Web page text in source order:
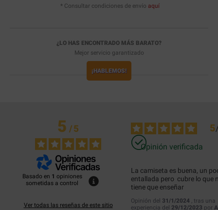
* Consultar condiciones de envío aquí
¿LO HAS ENCONTRADO MÁS BARATO?
Mejor servicio garantizado
¡HABLEMOS!
5/5
Basado en 1 opiniones
sometidas a control
Ver todas las reseñas de este sitio
5
Opinión verificada
La camiseta es buena, un
entallada pero  cubre lo que
tiene que enseñar
Opinión del 31/1/2024 , tras una
experiencia del 29/12/2023 por